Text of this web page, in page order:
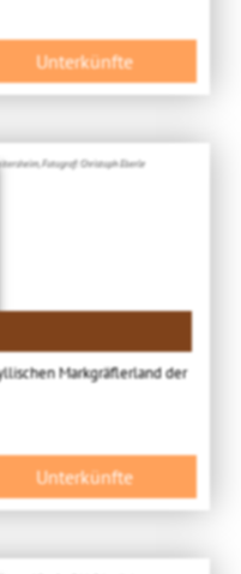
Unterkünfte
Fotograf: Christoph Eberle
Markgräflerland der
Unterkünfte